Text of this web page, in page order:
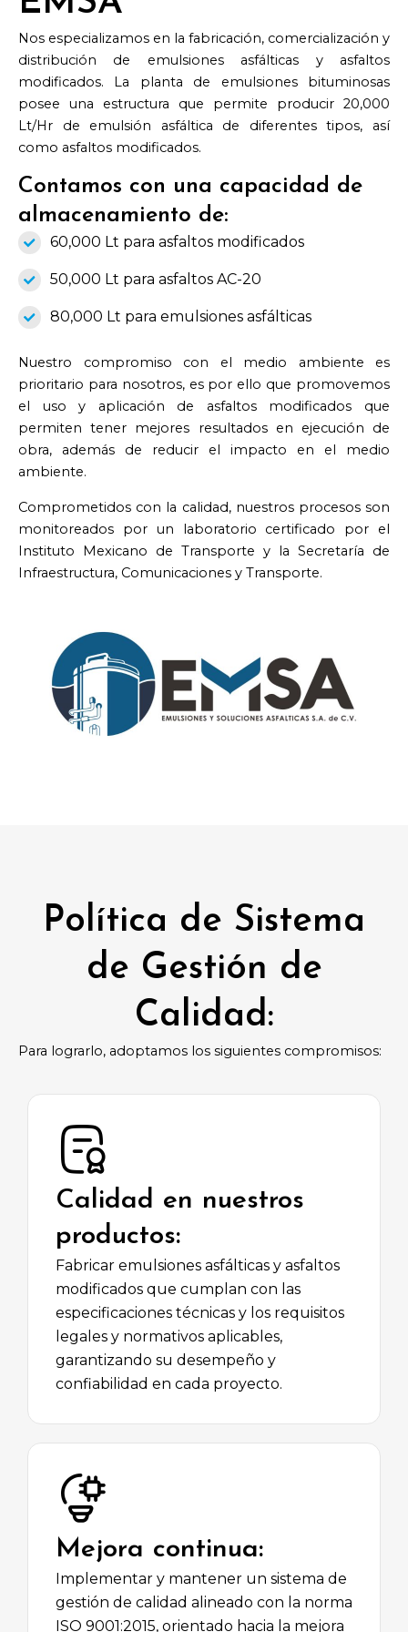
Nos especializamos en la fabricación, comercialización y
distribución de emulsiones asfálticas y asfaltos
modificados. La planta de emulsiones bituminosas
posee una estructura que permite producir 20,000
Lt/Hr de emulsión asfáltica de diferentes tipos, así
como asfaltos modificados.
Contamos con una capacidad de
almacenamiento de:
60,000 Lt para asfaltos modificados
50,000 Lt para asfaltos AC-20
80,000 Lt para emulsiones asfálticas
Nuestro compromiso con el medio ambiente es
prioritario para nosotros, es por ello que promovemos
el uso y aplicación de asfaltos modificados que
permiten tener mejores resultados en ejecución de
obra, además de reducir el impacto en el medio
ambiente.
Comprometidos con la calidad, nuestros procesos son
monitoreados por un laboratorio certificado por el
Instituto Mexicano de Transporte y la Secretaría de
Infraestructura, Comunicaciones y Transporte.
Política de Sistema
de Gestión de
Calidad:
Para lograrlo, adoptamos los siguientes compromisos:
Calidad en nuestros
productos:
Fabricar emulsiones asfálticas y asfaltos
modificados que cumplan con las
especificaciones técnicas y los requisitos
legales y normativos aplicables,
garantizando su desempeño y
confiabilidad en cada proyecto.
Mejora continua:
Implementar y mantener un sistema de
gestión de calidad alineado con la norma
ISO 9001:2015, orientado hacia la mejora